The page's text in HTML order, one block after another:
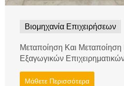
Βιομηχανία Επιχειρήσεων
Μεταποίηση Και
Εξαγωγικών
Μάθετε Περισσότερα